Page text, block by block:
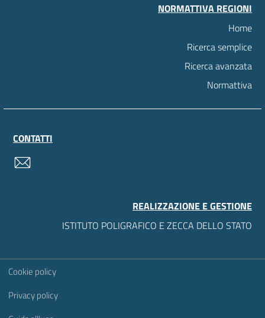
NORMATTIVA REGIONI
Home
Ricerca semplice
Ricerca avanzata
Normattiva
CONTATTI
REALIZZAZIONE E GESTIONE
ISTITUTO POLIGRAFICO E ZECCA DELLO STATO
Sezione Link Utili
Cookie policy
Privacy policy